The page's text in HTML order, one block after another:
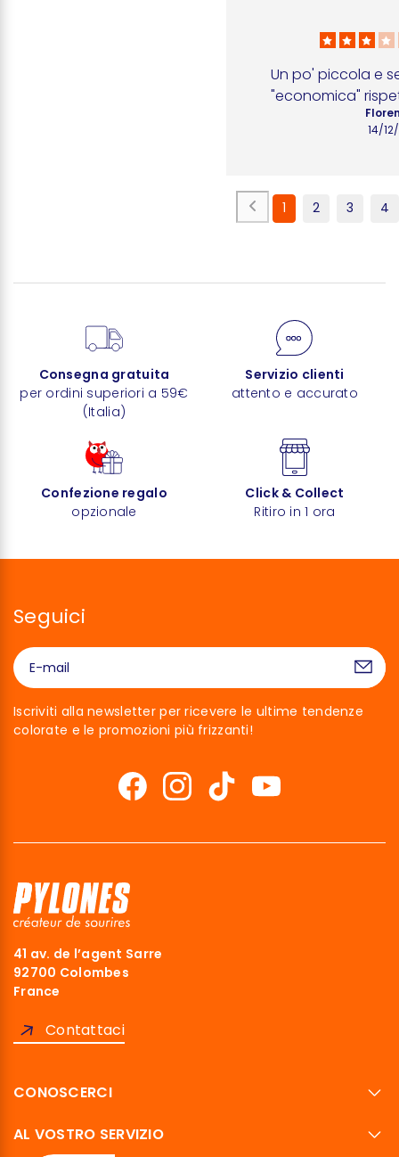
Un po' piccola e
"economica"
14/
1 2 3 4
Consegna gratuita
per ordini superiori a 59€
(Italia)
Servizio clienti
attento e accurato
Confezione regalo
opzionale
Click & Collect
Ritiro in 1 ora
Seguici
Iscriviti alla newsletter per ricevere le ultime tendenze
colorate e le promozioni più frizzanti!
41 av. de l’agent Sarre
92700 Colombes
France
Contattaci
CONOSCERCI
AL VOSTRO SERVIZIO